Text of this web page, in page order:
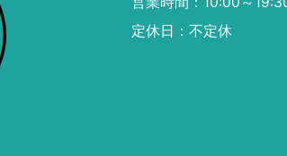
定休日：不定休